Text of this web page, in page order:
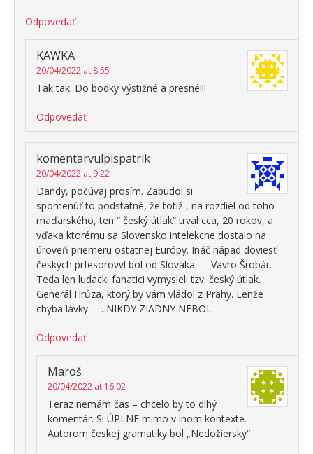
Odpovedať
KAWKA
20/04/2022 at 8:55
Tak tak. Do bodky výstižné a presné!!!
Odpovedať
komentarvulpispatrik
20/04/2022 at 9:22
Dandy, počúvaj prosím. Zabudol si
spomenúť to podstatné, že totiž , na rozdiel od toho
maďarského, ten “ český útlak“ trval cca, 20 rokov, a
vďaka ktorému sa Slovensko intelekcne dostalo na
úroveň priemeru ostatnej Európy. Ináč nápad doviesť
českých prfesorovvl bol od Slováka — Vavro Šrobár.
Teda len ludacki fanatici vymysleli tzv. český útlak.
Generál Hrůza, ktorý by vám vládol z Prahy. Lenže
chyba lávky —. NIKDY ZIADNY NEBOL
Odpovedať
Maroš
20/04/2022 at 16:02
Teraz nemám čas – chcelo by to dlhý
komentár. Si ÚPLNE mimo v inom kontexte.
Autorom českej gramatiky bol „Nedožiersky“